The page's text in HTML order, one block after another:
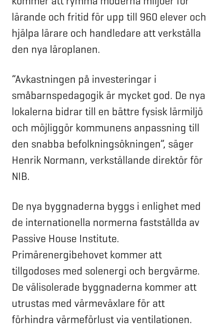
lärande och fritid för upp till 960 elever och
hjälpa lärare och handledare att verkställa
den nya läroplanen.
”Avkastningen på investeringar i
småbarnspedagogik är mycket god. De nya
lokalerna bidrar till en bättre fysisk lärmiljö
och möjliggör kommunens anpassning till
den snabba befolkningsökningen”, säger
Henrik Normann, verkställande direktör för
NIB.
De nya byggnaderna byggs i enlighet med
de internationella normerna fastställda av
Passive House Institute.
Primärenergibehovet kommer att
tillgodoses med solenergi och bergvärme.
De välisolerade byggnaderna kommer att
utrustas med värmeväxlare för att
förhindra värmeförlust via ventilationen.